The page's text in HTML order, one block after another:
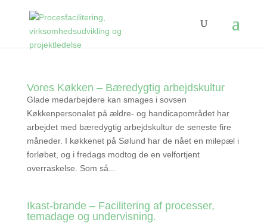
Vores Køkken – Bæredygtig arbejdskultur
Glade medarbejdere kan smages i sovsen
Køkkenpersonalet på ældre- og handicapområdet har
arbejdet med bæredygtig arbejdskultur de seneste fire
måneder. I køkkenet på Sølund har de nået en milepæl i
forløbet, og i fredags modtog de en velfortjent
overraskelse. Som så...
Ikast-brande – Facilitering af processer,
temadage og undervisning.